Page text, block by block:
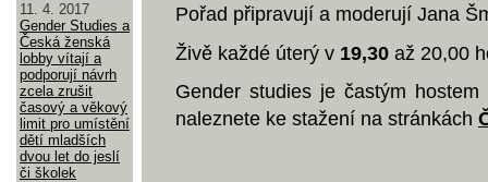
11. 4. 2017
Gender Studies a
Česká ženská
lobby vítají a
podporují návrh
zcela zrušit
časový a věkový
limit pro umístění
dětí mladších
dvou let do jeslí
či školek
Pořad připravují a moderují Jana
Živě každé úterý v 19,30 až 20,00
Gender studies je častým hostem
naleznete ke stažení na stránkách